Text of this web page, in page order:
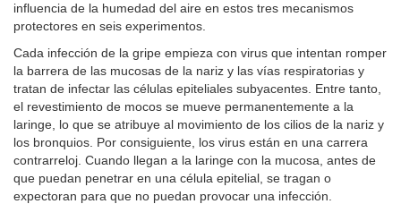
influencia de la humedad del aire en estos tres mecanismos
protectores en seis experimentos.
Cada infección de la gripe empieza con virus que intentan romper
la barrera de las mucosas de la nariz y las vías respiratorias y
tratan de infectar las células epiteliales subyacentes. Entre tanto,
el revestimiento de mocos se mueve permanentemente a la
laringe, lo que se atribuye al movimiento de los cilios de la nariz y
los bronquios. Por consiguiente, los virus están en una carrera
contrarreloj. Cuando llegan a la laringe con la mucosa, antes de
que puedan penetrar en una célula epitelial, se tragan o
expectoran para que no puedan provocar una infección.